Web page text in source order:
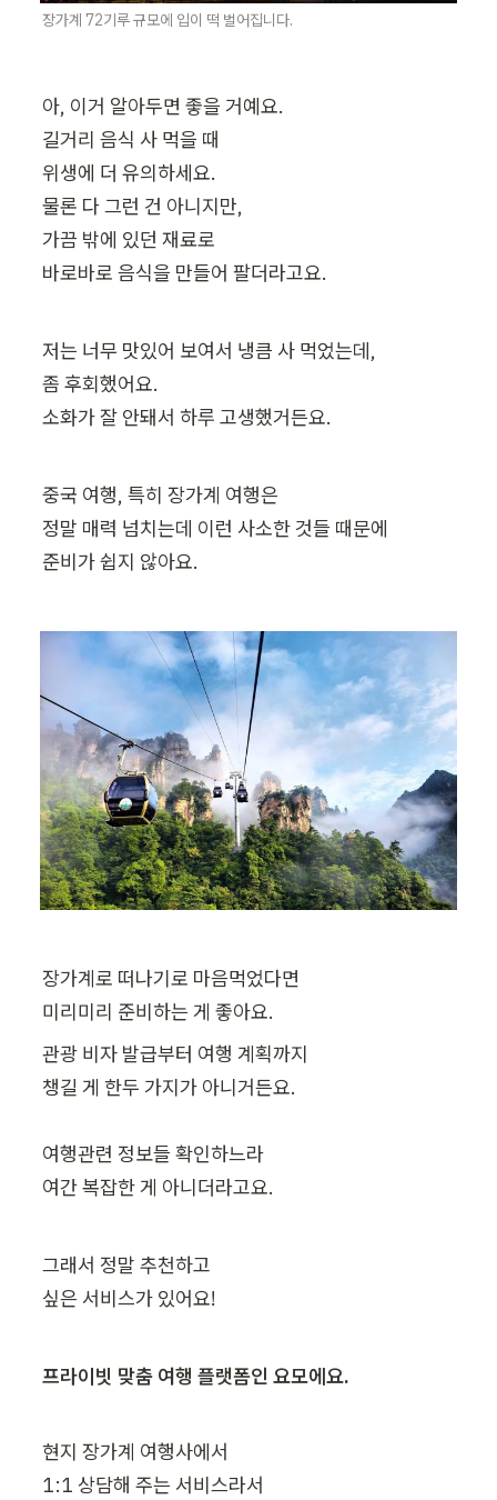
장가계 72기루 규모에 입이 떡 벌어집니다.
아, 이거 알아두면 좋을 거예요.
길거리 음식 사 먹을 때
위생에 더 유의하세요.
물론 다 그런 건 아니지만,
가끔 밖에 있던 재료로
바로바로 음식을 만들어 팔더라고요.
저는 너무 맛있어 보여서 냉큼 사 먹었는데,
좀 후회했어요.
소화가 잘 안돼서 하루 고생했거든요.
중국 여행, 특히 장가계 여행은
정말 매력 넘치는데 이런 사소한 것들 때문에
준비가 쉽지 않아요.
장가계로 떠나기로 마음먹었다면
관광 비자 발급부터 여행 계획까지
챙길 게 한두 가지가 아니거든요.
여행관련 정보들 확인하느라
여간 복잡한 게 아니더라고요.
그래서 정말 추천하고
싶은 서비스가 있어요!
프라이빗 맞춤 여행 플랫폼인 요모에요.
현지 장가계 여행사에서
1:1 상담해 주는 서비스라서